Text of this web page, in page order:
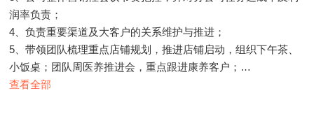
润率负责；
4、负责重要渠道及大客户的关系维护与推进；
5、带领团队梳理重点店铺规划，推进店铺启动，组织下午茶、
小饭桌；团队周医养推进会，重点跟进康养客户；
6、对区域市场、团队资源、营销数据进性深度多维分析，并结
查看全部